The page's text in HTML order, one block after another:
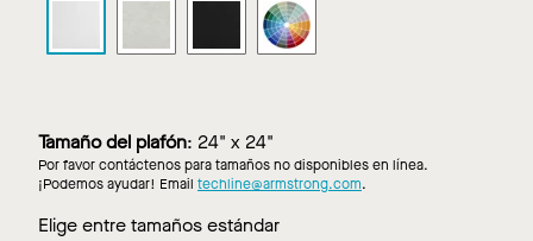
de
en
Blanco
de
en
Concrete
LYRA
de
en
Negro
PB
de
Colores
personalizados
Tamaño del plafón: 24" x 24"
Por favor contáctenos para tamaños no disponibles en línea.
¡Podemos ayudar! Email techline@armstrong.com.
Elige entre tamaños estándar